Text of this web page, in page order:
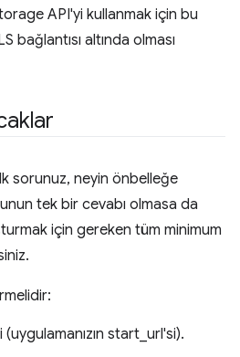
API'yi kullanmak için bu
bağlantısı altında olması
sorunuz, neyin önbelleğe
tek bir cevabı olmasa da
için gereken tüm minimum
start_url'si).